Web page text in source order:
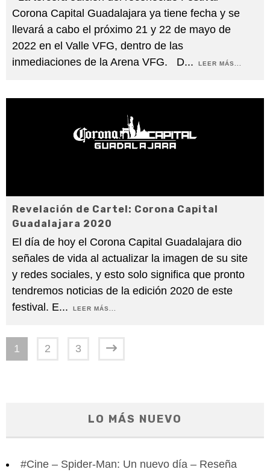
Corona Capital Guadalajara ya tiene fecha y se
llevará a cabo el próximo 21 y 22 de mayo de
2022 en el Valle VFG, dentro de las
inmediaciones de la Arena VFG. D... LEER MÁS...
Revelación de Cartel: Corona Capital
Guadalajara 2020
El día de hoy el Corona Capital Guadalajara dio
señales de vida al actualizar la imagen de su site
y redes sociales, y esto solo significa que pronto
tendremos noticias de la edición 2020 de este
festival. E... LEER MÁS...
1 2 3
LO MÁS NUEVO
#Cine – Spider-Man: Un nuevo día – Reseña